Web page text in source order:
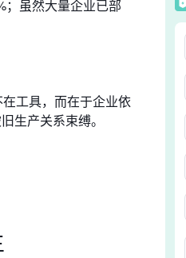
；虽然大量企业已部
工具，而在于企业依
生产关系束缚。